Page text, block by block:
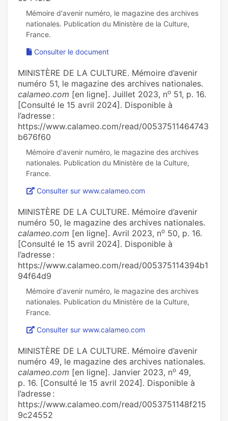
Mémoire d'avenir numéro, le magazine des archives
nationales. Publication du Ministère de la Culture,
Consulter le document
MINISTÈRE DE LA CULTURE. Mémoire d’avenir
numéro 51, le magazine des archives nationales.
calameo.com [en ligne]. Juillet 2023, no 51, p. 16.
[Consulté le 15 avril 2024]. Disponible à
l’adresse :
https://www.calameo.com/read/00537511464743
b676f60
Mémoire d'avenir numéro, le magazine des archives
nationales. Publication du Ministère de la Culture,
Consulter sur www.calameo.com
MINISTÈRE DE LA CULTURE. Mémoire d’avenir
numéro 50, le magazine des archives nationales.
calameo.com [en ligne]. Avril 2023, no 50, p. 16.
[Consulté le 15 avril 2024]. Disponible à
l’adresse :
https://www.calameo.com/read/005375114394b1
94f64d9
Mémoire d'avenir numéro, le magazine des archives
nationales. Publication du Ministère de la Culture,
Consulter sur www.calameo.com
MINISTÈRE DE LA CULTURE. Mémoire d’avenir
numéro 49, le magazine des archives nationales.
calameo.com [en ligne]. Janvier 2023, no 49,
p. 16. [Consulté le 15 avril 2024]. Disponible à
l’adresse :
https://www.calameo.com/read/0053751148f215
9c24552